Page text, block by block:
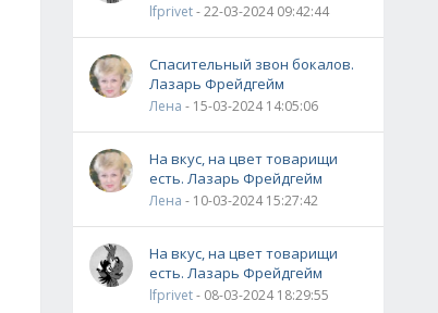
lfprivet- 22-03-2024 09:42:44
Спасительный звон бокалов.
Лазарь Фрейдгейм
Лена - 15-03-2024 14:05:06
На вкус, на цвет товарищи
есть. Лазарь Фрейдгейм
Лена - 10-03-2024 15:27:42
На вкус, на цвет товарищи
есть. Лазарь Фрейдгейм
lfprivet- 08-03-2024 18:29:55